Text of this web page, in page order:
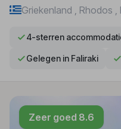
Griekenland , Rhodos ,
4-sterren
Gelegen in Faliraki
Zeer goed 8.6